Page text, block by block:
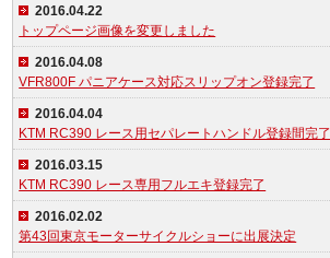
2016.04.22
トップページ画像を変更しました
2016.04.08
VFR800F パニアケース対応スリップオン登録完了
2016.04.04
KTM RC390 レース用セパレートハンドル登録間完了
2016.03.15
KTM RC390 レース専用フルエキ登録完了
2016.02.02
第43回東京モーターサイクルショーに出展決定